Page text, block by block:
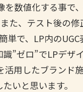
を数値化する事で
た、テスト後の修
単で、LP内のUGC
”ゼロ”でLPデザ
用したブランド施
いと思います。